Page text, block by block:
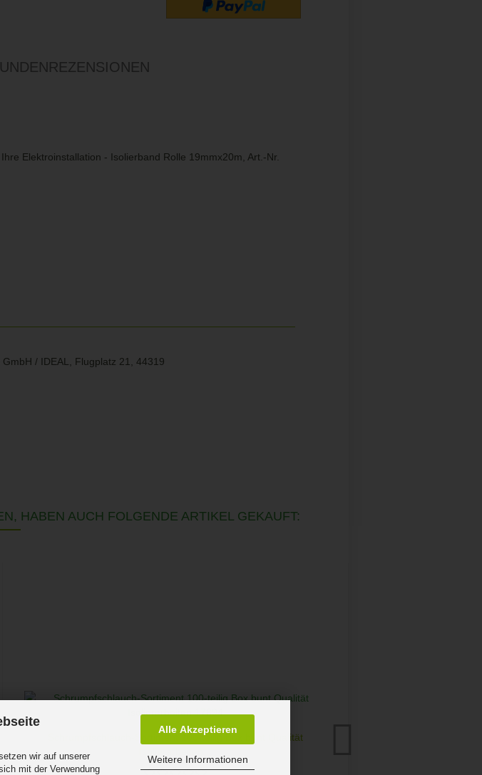
wir auf unserer
mit der Verwendung
Alle Akzeptieren
Weitere Informationen
Elektroinstallation - Isolierband Rolle 19mmx20m, Art.-Nr.
GmbH / IDEAL, Flugplatz 21, 44319
HABEN AUCH FOLGENDE ARTIKEL GEKAUFT:
Schrumpfschlauch-Sortiment 100-teilig Box bunt Qualität